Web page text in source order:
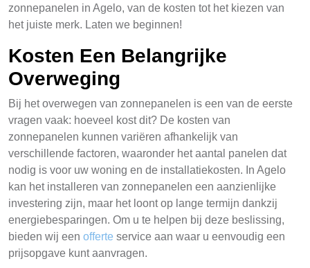
zonnepanelen in Agelo, van de kosten tot het kiezen van
het juiste merk. Laten we beginnen!
Kosten Een Belangrijke
Overweging
Bij het overwegen van zonnepanelen is een van de eerste
vragen vaak: hoeveel kost dit? De kosten van
zonnepanelen kunnen variëren afhankelijk van
verschillende factoren, waaronder het aantal panelen dat
nodig is voor uw woning en de installatiekosten. In Agelo
kan het installeren van zonnepanelen een aanzienlijke
investering zijn, maar het loont op lange termijn dankzij
energiebesparingen. Om u te helpen bij deze beslissing,
bieden wij een offerte service aan waar u eenvoudig een
prijsopgave kunt aanvragen.